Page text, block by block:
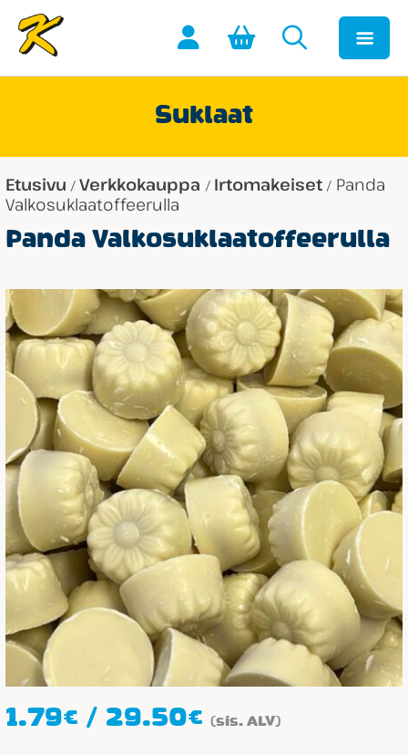
Suklaat
Etusivu / Verkkokauppa / Irtomakeiset / Panda
Valko­suklaa­toffee­rulla
Panda Valko­suklaa­toffee­rulla
1.79€ / 29.50€Hintaluokka:
(sis. ALV)